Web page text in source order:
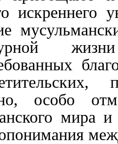
искреннего
особо
мира